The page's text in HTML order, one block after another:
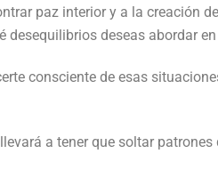
paz interior y a la creación
desequilibrios deseas abordar
consciente de esas
a tener que soltar